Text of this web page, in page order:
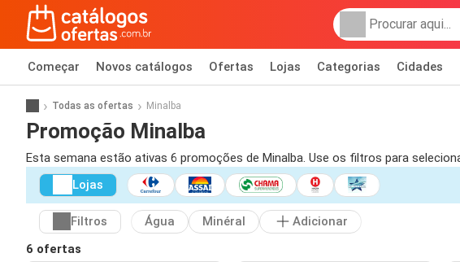
Começar Novos catálogos Ofertas Lojas Categorias Cidades
Todas as ofertas Minalba
Promoção Minalba
Esta semana estão ativas 6 promoções de Minalba. Use os filtros para
Lojas
Filtros Água Minéral
Adicionar
6 ofertas